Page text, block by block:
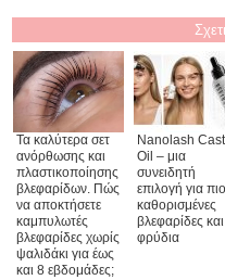
Τα καλύτερα σετ
ανόρθωσης και
πλαστικοποίησης
βλεφαρίδων. Πώς
να αποκτήσετε
καμπυλωτές
βλεφαρίδες χωρίς
ψαλιδάκι για έως
και 8 εβδομάδες;
Nanolash
Oil – μια
συνειδητή
επιλογή για πιο
καθορισμένες
βλεφαρίδες και
φρύδια